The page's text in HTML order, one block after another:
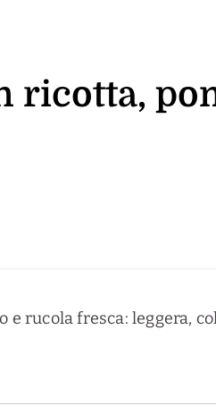
ricotta,
rucola fresca: leggera,